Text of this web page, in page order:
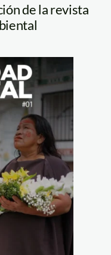
de la revista